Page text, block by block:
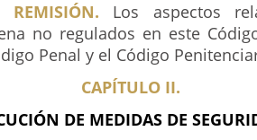
REMISIÓN. Los aspectos
no regulados en este
Penal y el Código
CAPÍTULO II.
DE MEDIDAS DE